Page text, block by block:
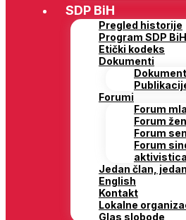
SDP BiH
Pregled historije
Program SDP BiH
Etički kodeks
Dokumenti
Forumi
Forum
Forum
Forum
Forum
aktivistica
Jedan član,
English
Kontakt
Lokalne
Glas slobode